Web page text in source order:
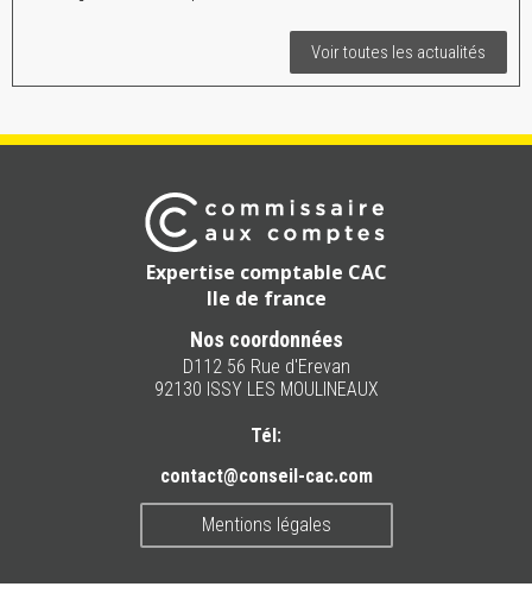
Voir toutes les actualités
Expertise comptable CAC
Ile de france
Nos coordonnées
D112 56 Rue d'Erevan
92130 ISSY LES MOULINEAUX
Tél:
contact@conseil-cac.com
Mentions légales